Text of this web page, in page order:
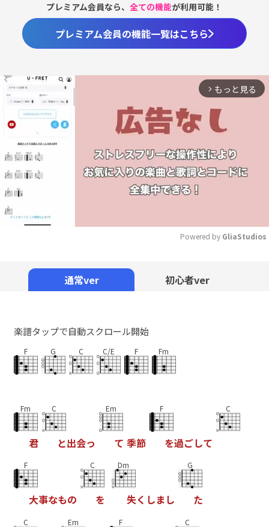
プレミアム会員なら、全ての機能が利用可能！
プレミアム会員の機能一覧はこちら
arrow_forward_ios もっと見る
Powered by GliaStudios
通常ver 初心者ver
楽譜タップで自動スクロール開始
F G C C/E F Fm
Fm
君
C
と出会っ
Em
て 季節
F
を過ごして
C
F
大事なもの
C
を
Dm
失く しまし
G
た
C Em F C